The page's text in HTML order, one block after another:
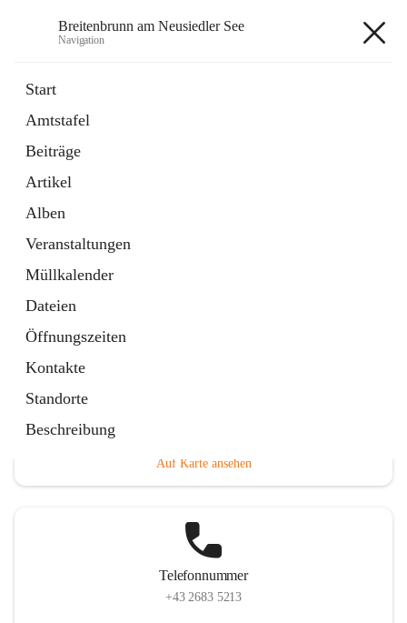
Breitenbrunn am Neusiedler See
Navigation
Start
Amtstafel
Beiträge
Artikel
Alben
Veranstaltungen
Müllkalender
Dateien
Öffnungszeiten
Kontakte
Standorte
Beschreibung
18 Schnellzugriffe
Gemeindeservice
Auf Karte ansehen
Telefonnummer
+43 2683 5213